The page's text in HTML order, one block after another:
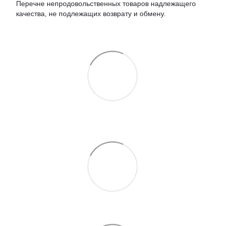
Перечне непродовольственных товаров надлежащего
качества, не подлежащих возврату и обмену.